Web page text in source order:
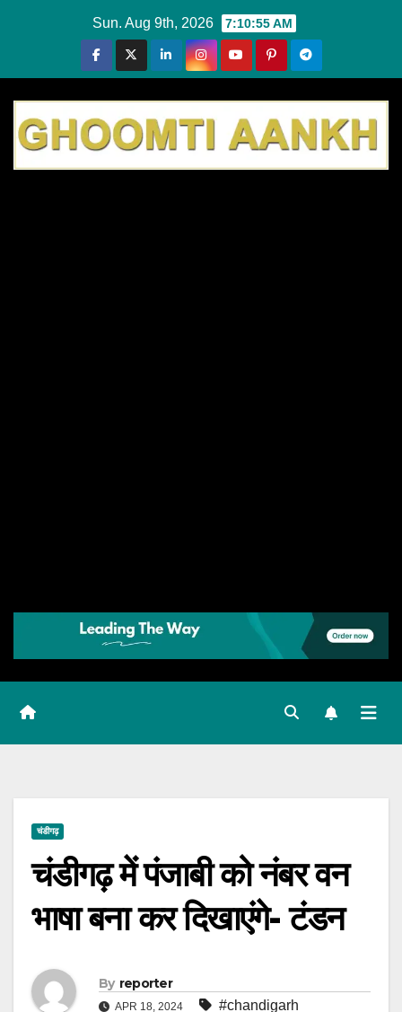
Sun. Aug 9th, 2026 7:10:55 AM
चंडीगढ़
चंडीगढ़ में पंजाबी को नंबर वन
भाषा बना कर दिखाएंगे- टंडन
By reporter
APR 18, 2024 #chandigarh